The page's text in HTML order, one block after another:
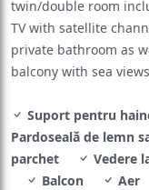
twin/double room
TV with satellite
private bathroom as
balcony with sea
Suport pentru
Pardoseală de lemn
parchet
Vedere
Balcon
Aer